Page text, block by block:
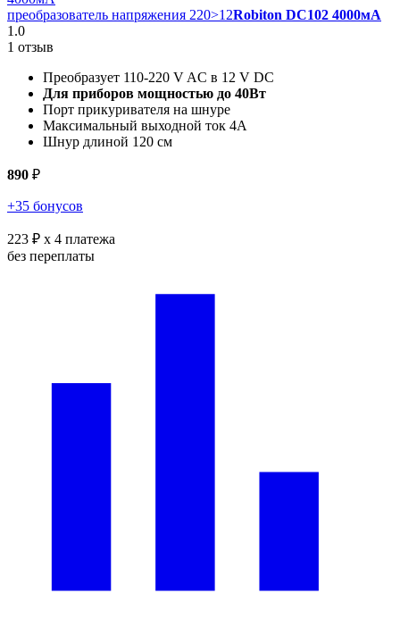
преобразователь напряжения 220>12Robiton DC102 4000мА
1.0
1 отзыв
Преобразует 110-220 V AC в 12 V DC
Для приборов мощностью до 40Вт
Порт прикуривателя на шнуре
Максимальный выходной ток 4А
Шнур длиной 120 см
890 ₽
+35 бонусов
223 ₽ x 4 платежа
без переплаты